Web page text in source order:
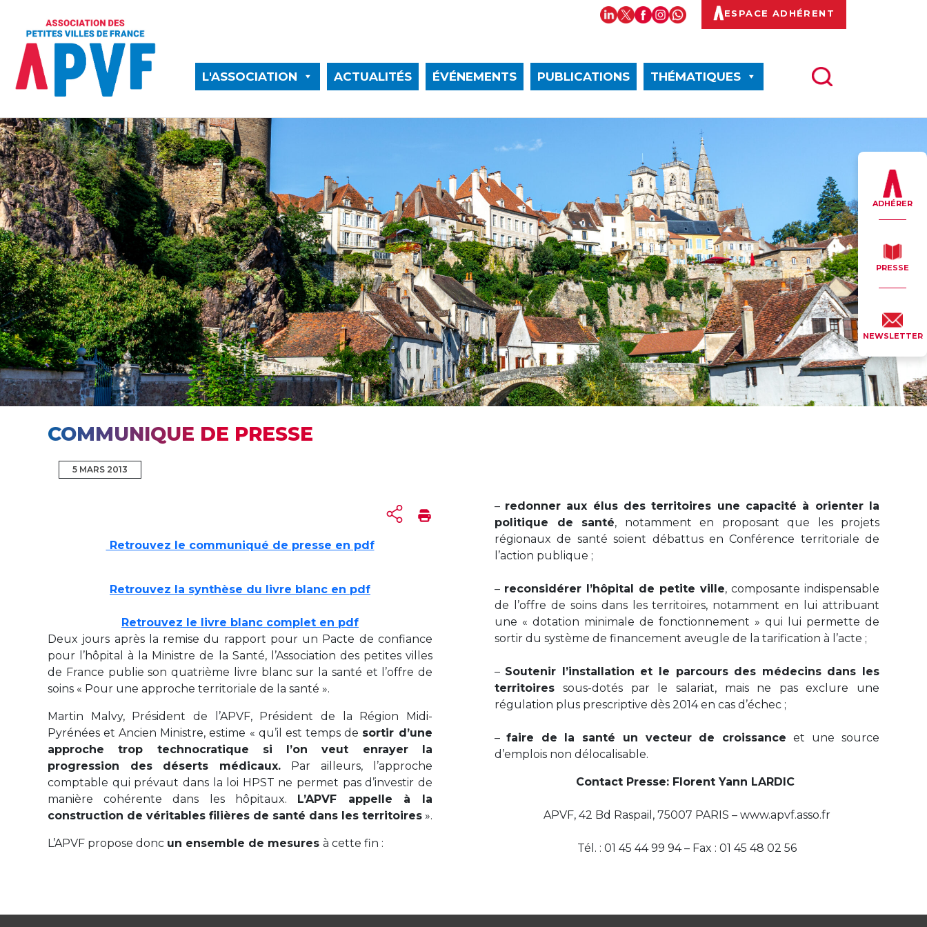
ESPACE ADHÉRENT
L'ASSOCIATION ACTUALITÉS ÉVÉNEMENTS PUBLICATIONS THÉMATIQUES
ADHÉRER
PRESSE
NEWSLETTER
COMMUNIQUE DE PRESSE
5 MARS 2013
Retrouvez le communiqué de presse en pdf
Retrouvez la synthèse du livre blanc en pdf
Retrouvez le livre blanc complet en pdf
Deux jours après la remise du rapport pour un Pacte de confiance
pour l’hôpital à la Ministre de la Santé, l’Association des petites villes
de France publie son quatrième livre blanc sur la santé et l’offre de
soins « Pour une approche territoriale de la santé ».
Martin Malvy, Président de l’APVF, Président de la Région Midi-
Pyrénées et Ancien Ministre, estime « qu’il est temps de sortir d’une
approche trop technocratique si l’on veut enrayer la
progression des déserts médicaux. Par ailleurs, l’approche
comptable qui prévaut dans la loi HPST ne permet pas d’investir de
manière cohérente dans les hôpitaux. L’APVF appelle à la
construction de véritables filières de santé dans les territoires ».
L’APVF propose donc un ensemble de mesures à cette fin :
– redonner aux élus des territoires une capacité à orienter la
politique de santé, notamment en proposant que les projets
régionaux de santé soient débattus en Conférence territoriale de
l’action publique ;
– reconsidérer l’hôpital de petite ville, composante indispensable
de l’offre de soins dans les territoires, notamment en lui attribuant
une « dotation minimale de fonctionnement » qui lui permette de
sortir du système de financement aveugle de la tarification à l’acte ;
– Soutenir l’installation et le parcours des médecins dans les
territoires sous-dotés par le salariat, mais ne pas exclure une
régulation plus prescriptive dès 2014 en cas d’échec ;
– faire de la santé un vecteur de croissance et une source
d’emplois non délocalisable.
Contact Presse: Florent Yann LARDIC
APVF, 42 Bd Raspail, 75007 PARIS – www.apvf.asso.fr
Tél. : 01 45 44 99 94 – Fax : 01 45 48 02 56